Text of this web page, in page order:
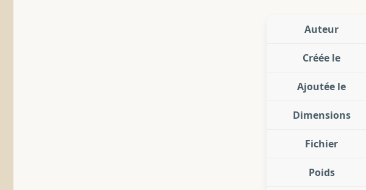
Auteur
Créée le
Ajoutée le
Dimensions
Fichier
Poids